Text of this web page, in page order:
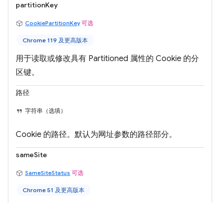
partitionKey
CookiePartitionKey 可选
Chrome 119 及更高版本
用于读取或修改具有 Partitioned 属性的 Cookie 的分
区键。
路径
字符串（选填）
Cookie 的路径。默认为网址参数的路径部分。
sameSite
SameSiteStatus 可选
Chrome 51 及更高版本